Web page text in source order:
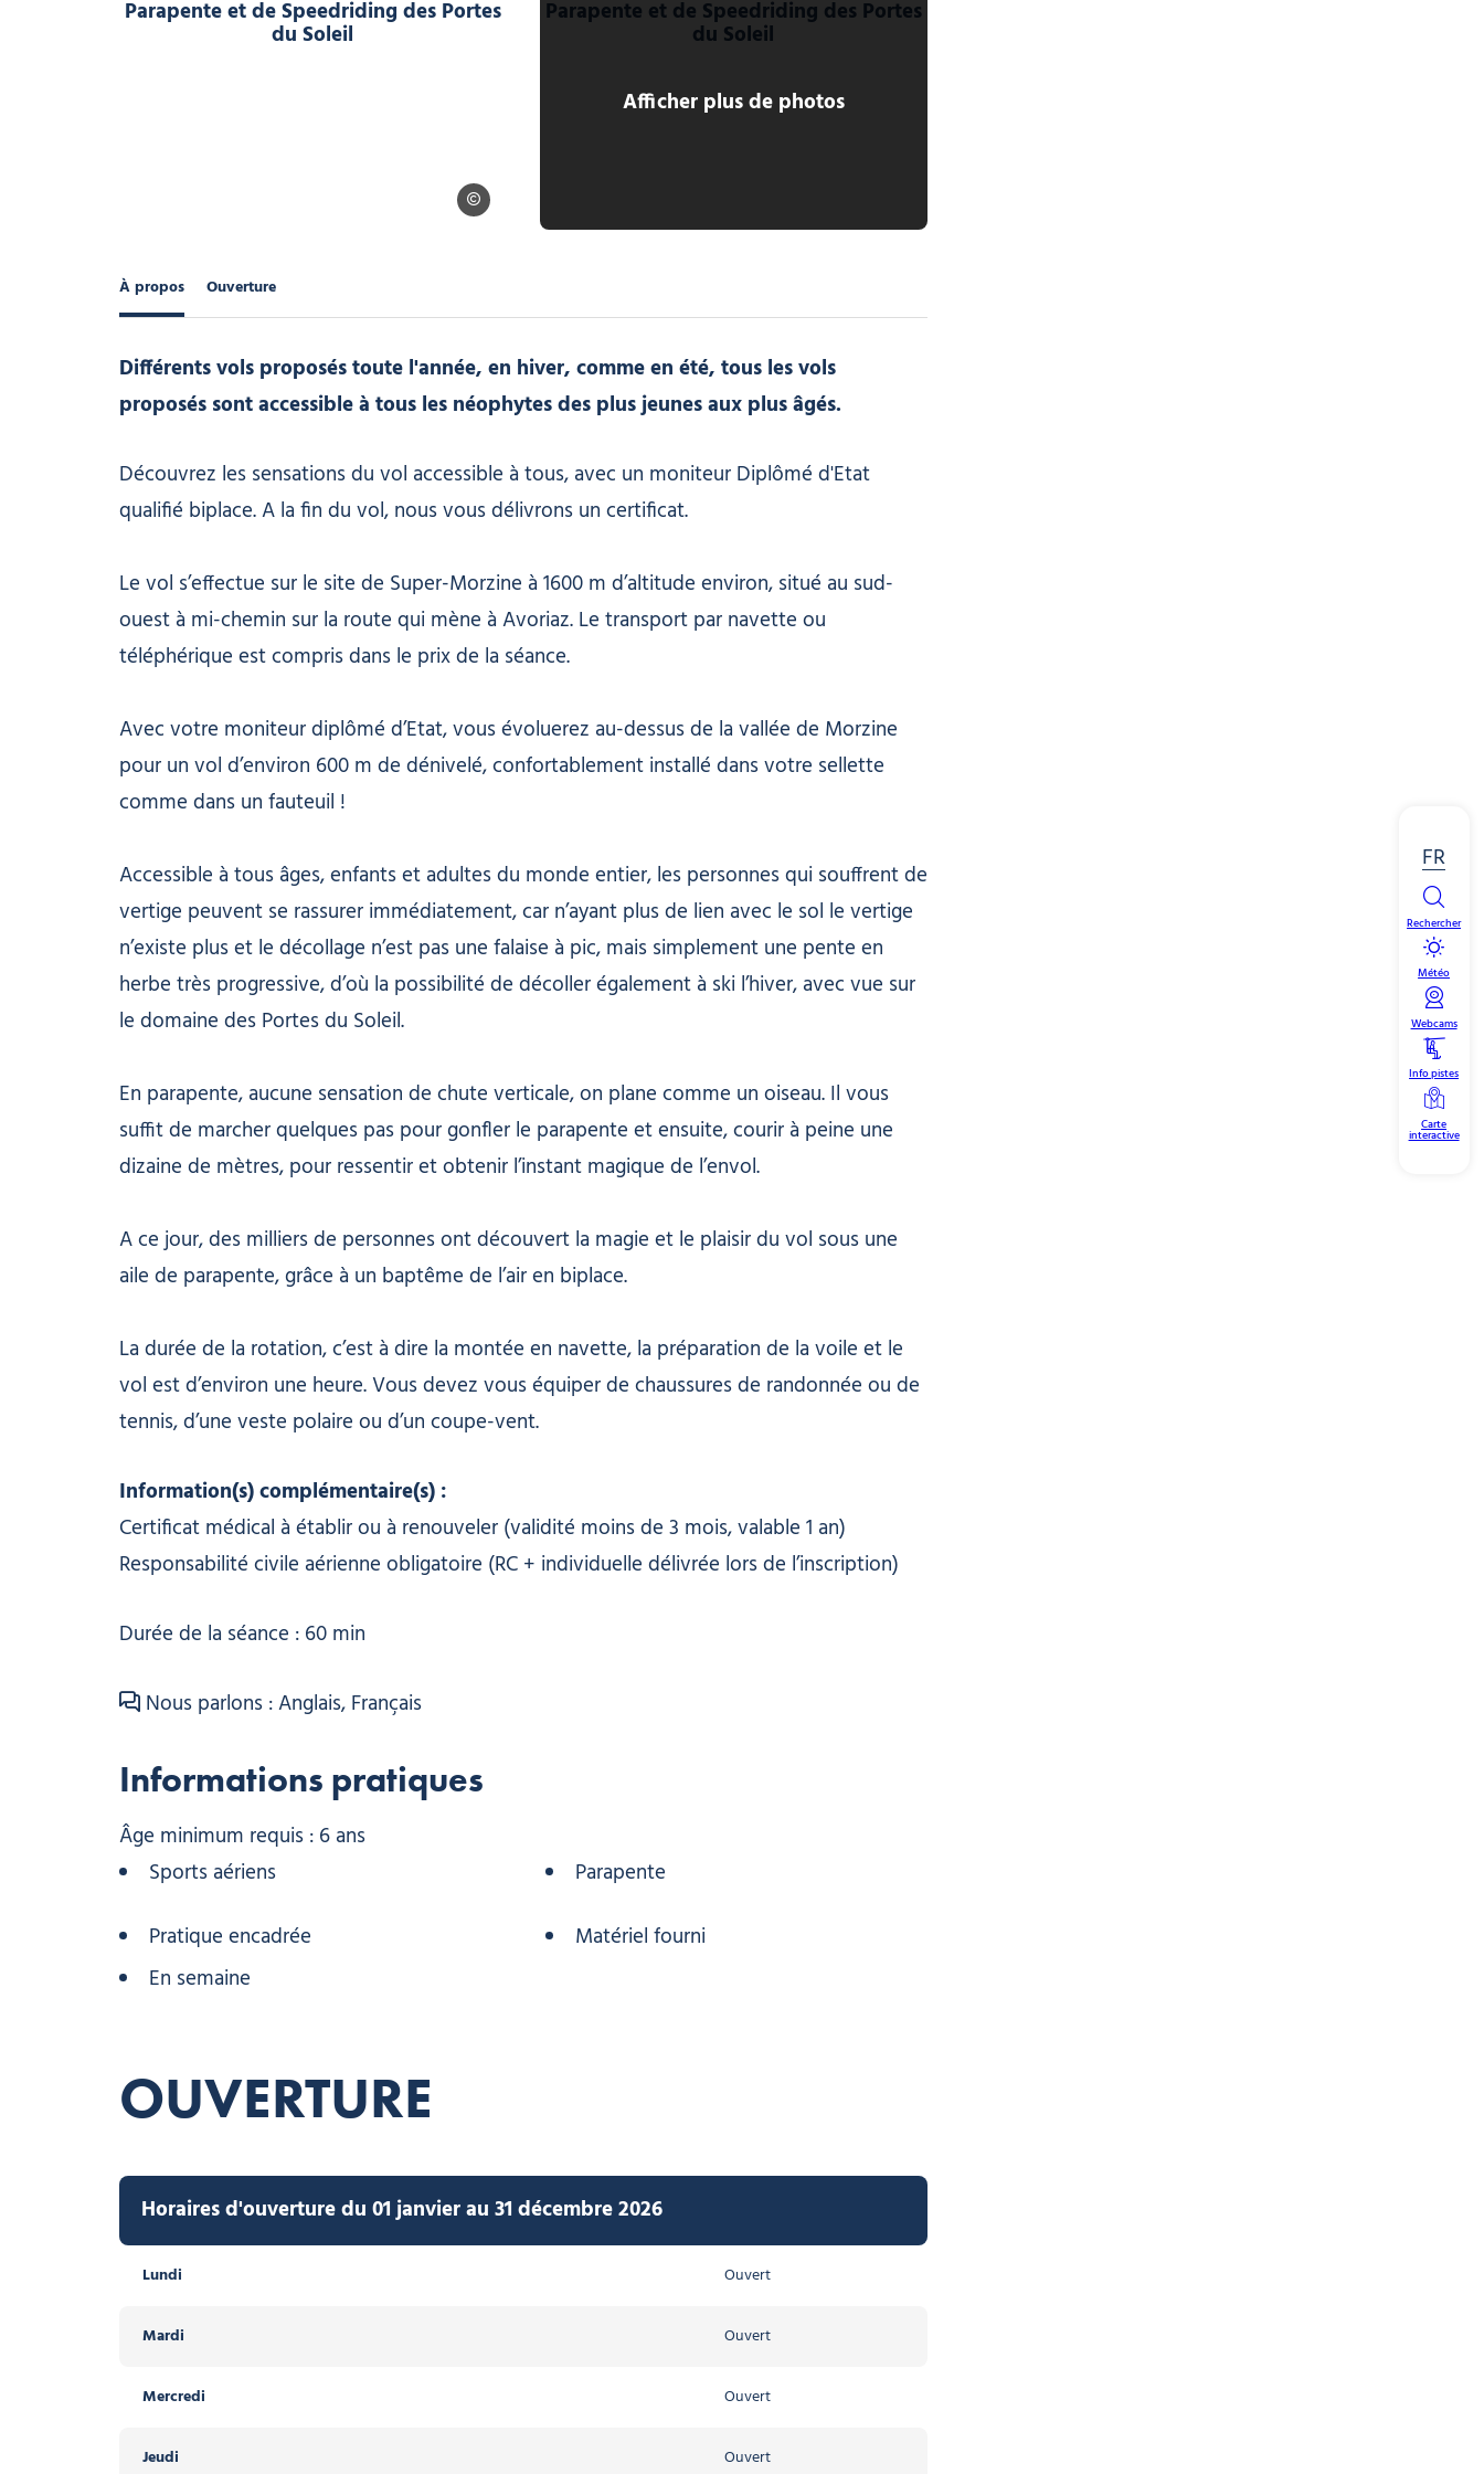
FR
Rechercher
Météo
Webcams
Info pistes
Carte
interactive
ABC de l'Ecole professionnel de Parapente et de Speedriding des Portes du Soleil
Afficher plus de photos
À propos Ouverture
Différents vols proposés toute l'année, en hiver, comme en été, tous les vols
proposés sont accessible à tous les néophytes des plus jeunes aux plus âgés.
Découvrez les sensations du vol accessible à tous, avec un moniteur Diplômé d'Etat
qualifié biplace. A la fin du vol, nous vous délivrons un certificat.
Le vol s’effectue sur le site de Super-Morzine à 1600 m d’altitude environ, situé au sud-
ouest à mi-chemin sur la route qui mène à Avoriaz. Le transport par navette ou
téléphérique est compris dans le prix de la séance.
Avec votre moniteur diplômé d’Etat, vous évoluerez au-dessus de la vallée de Morzine
pour un vol d’environ 600 m de dénivelé, confortablement installé dans votre sellette
comme dans un fauteuil !
Accessible à tous âges, enfants et adultes du monde entier, les personnes qui souffrent de
vertige peuvent se rassurer immédiatement, car n’ayant plus de lien avec le sol le vertige
n’existe plus et le décollage n’est pas une falaise à pic, mais simplement une pente en
herbe très progressive, d’où la possibilité de décoller également à ski l’hiver, avec vue sur
le domaine des Portes du Soleil.
En parapente, aucune sensation de chute verticale, on plane comme un oiseau. Il vous
suffit de marcher quelques pas pour gonfler le parapente et ensuite, courir à peine une
dizaine de mètres, pour ressentir et obtenir l’instant magique de l’envol.
A ce jour, des milliers de personnes ont découvert la magie et le plaisir du vol sous une
aile de parapente, grâce à un baptême de l’air en biplace.
La durée de la rotation, c’est à dire la montée en navette, la préparation de la voile et le
vol est d’environ une heure. Vous devez vous équiper de chaussures de randonnée ou de
tennis, d’une veste polaire ou d’un coupe-vent.
Information(s) complémentaire(s) :
Certificat médical à établir ou à renouveler (validité moins de 3 mois, valable 1 an)
Responsabilité civile aérienne obligatoire (RC + individuelle délivrée lors de l’inscription)
Durée de la séance : 60 min
Nous parlons : Anglais, Français
Informations pratiques
Âge minimum requis : 6 ans
Sports aériens
Parapente
Pratique encadrée
En semaine
Matériel fourni
OUVERTURE
Horaires d'ouverture du 01 janvier au 31 décembre 2026
Lundi Ouvert
Mardi Ouvert
Mercredi Ouvert
Jeudi Ouvert